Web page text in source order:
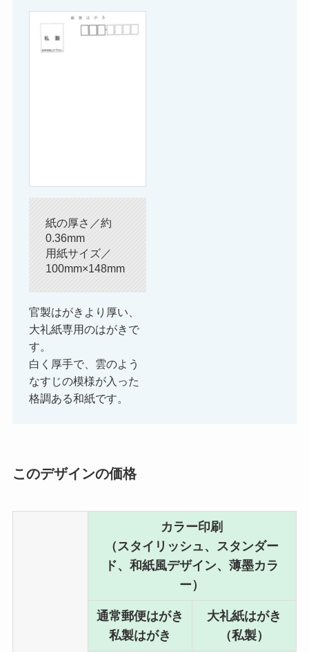
紙の厚さ／約
0.36mm
用紙サイズ／
100mm×148mm
官製はがきより厚い、
大礼紙専用のはがきで
す。
白く厚手で、雲のよう
なすじの模様が入った
格調ある和紙です。
このデザインの価格
カラー印刷
（スタイリッシュ、スタンダー
ド、和紙風デザイン、薄墨カラ
ー）
通常郵便はがき
私製はがき
大礼紙はがき
（私製）